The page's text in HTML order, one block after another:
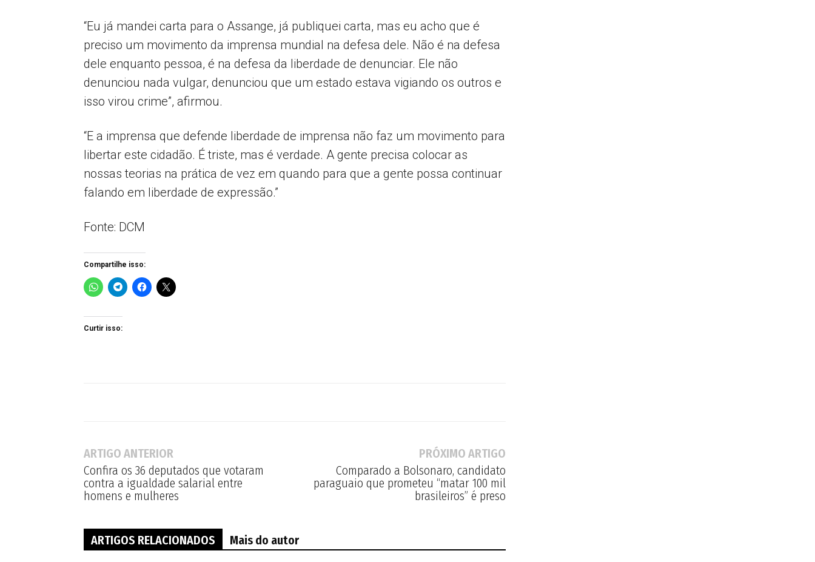
“Eu já mandei carta para o Assange, já publiquei carta, mas eu acho que é
preciso um movimento da imprensa mundial na defesa dele. Não é na defesa
dele enquanto pessoa, é na defesa da liberdade de denunciar. Ele não
denunciou nada vulgar, denunciou que um estado estava vigiando os outros e
isso virou crime”, afirmou.
“E a imprensa que defende liberdade de imprensa não faz um movimento para
libertar este cidadão. É triste, mas é verdade. A gente precisa colocar as
nossas teorias na prática de vez em quando para que a gente possa continuar
falando em liberdade de expressão.”
Fonte: DCM
Compartilhe isso:
Curtir isso:
ARTIGO ANTERIOR
Confira os 36 deputados que votaram
contra a igualdade salarial entre
homens e mulheres
PRÓXIMO ARTIGO
Comparado a Bolsonaro, candidato
paraguaio que prometeu “matar 100 mil
brasileiros” é preso
ARTIGOS RELACIONADOS Mais do autor